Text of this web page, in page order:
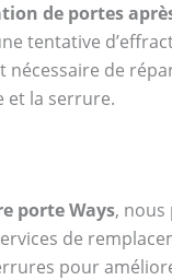
de portes
tentative
nécessaire de
et la serrure.
porte Ways,
de
pour